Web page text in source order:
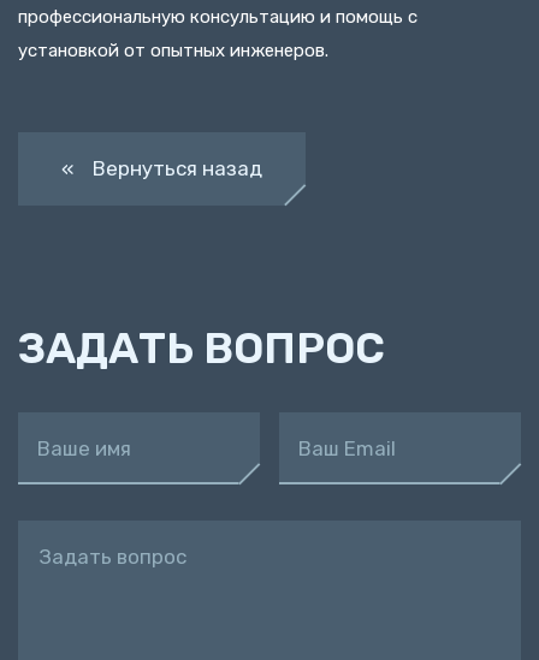
профессиональную консультацию и помощь с
установкой от опытных инженеров.
« Вернуться назад
ЗАДАТЬ ВОПРОС
Ваше имя Ваш Email
Задать вопрос